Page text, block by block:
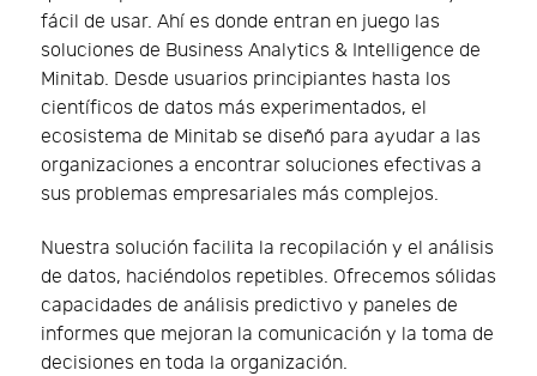
fácil de usar. Ahí es donde entran en juego las
soluciones de Business Analytics & Intelligence de
Minitab. Desde usuarios principiantes hasta los
científicos de datos más experimentados, el
ecosistema de Minitab se diseñó para ayudar a las
organizaciones a encontrar soluciones efectivas a
sus problemas empresariales más complejos.
Nuestra solución facilita la recopilación y el análisis
de datos, haciéndolos repetibles. Ofrecemos sólidas
capacidades de análisis predictivo y paneles de
informes que mejoran la comunicación y la toma de
decisiones en toda la organización.